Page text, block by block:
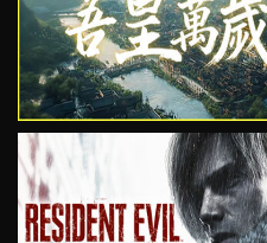
VIEW
VIEW